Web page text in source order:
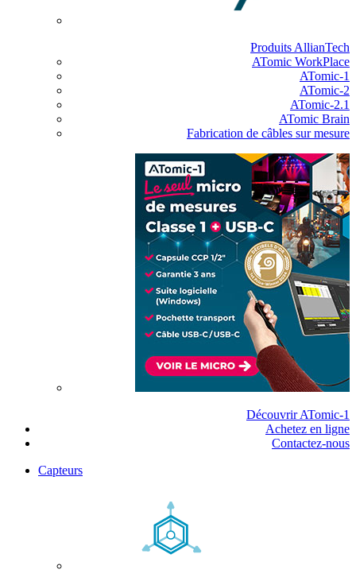
Produits AllianTech
ATomic WorkPlace
ATomic-1
ATomic-2
ATomic-2.1
ATomic Brain
Fabrication de câbles sur mesure
Découvrir ATomic-1
Achetez en ligne
Contactez-nous
Capteurs